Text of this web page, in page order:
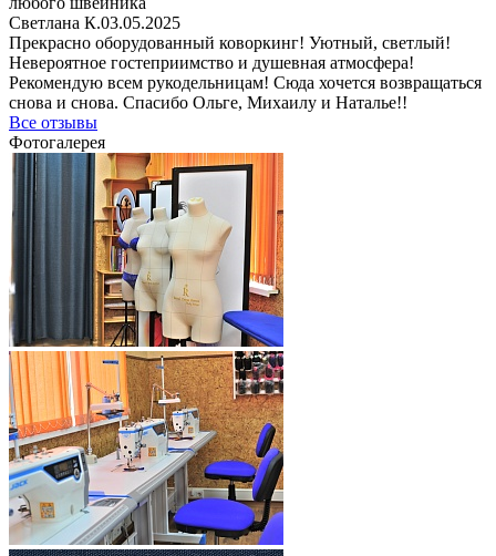
Светлана К.03.05.2025
Прекрасно оборудованный коворкинг! Уютный, светлый!
Невероятное гостеприимство и душевная атмосфера!
Рекомендую всем рукодельницам! Сюда хочется возвращаться
снова и снова. Спасибо Ольге, Михаилу и Наталье!!
Все отзывы
Фотогалерея